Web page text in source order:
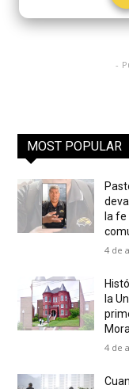
-
MOST POPULAR
la
4 de
la
4 de